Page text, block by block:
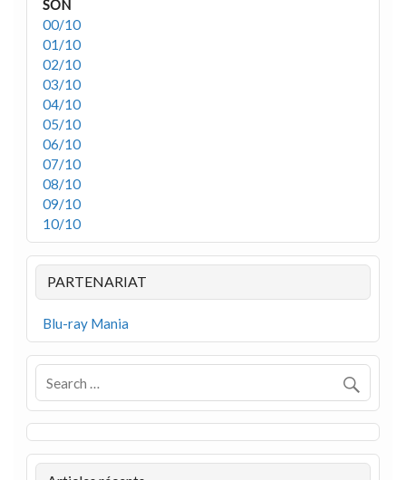
SON
00/10
01/10
02/10
03/10
04/10
05/10
06/10
07/10
08/10
09/10
10/10
PARTENARIAT
Blu-ray Mania